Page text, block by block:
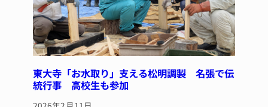
東大寺「お水取り」支える松明調製 名張で伝
統行事 高校生も参加